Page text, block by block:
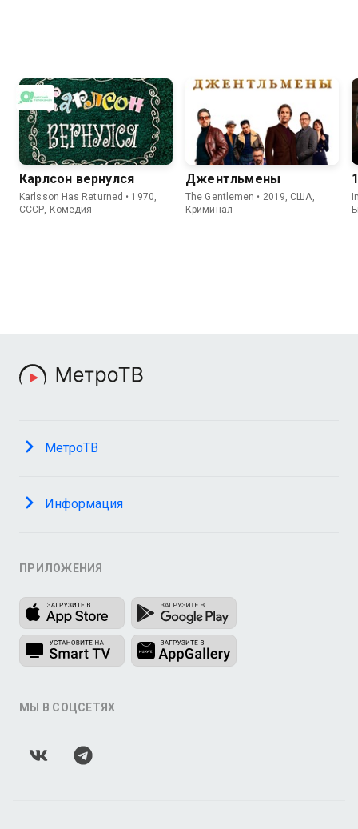
Карлсон вернулся
Karlsson Has Returned • 1970,
СССР, Комедия
Джентльмены
The Gentlemen • 2019, США,
Криминал
МетроТВ
Информация
ПРИЛОЖЕНИЯ
МЫ В СОЦСЕТЯХ